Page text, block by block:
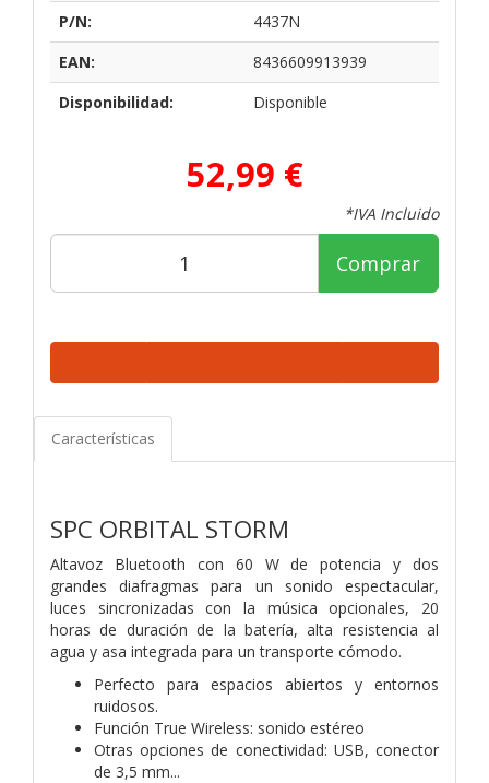
P/N:
4437N
EAN:
8436609913939
Disponibilidad:
Disponible
52,99 €
*IVA Incluido
Comprar
Características
SPC ORBITAL STORM
Altavoz Bluetooth con 60 W de potencia y dos
grandes diafragmas para un sonido espectacular,
luces sincronizadas con la música opcionales, 20
horas de duración de la batería, alta resistencia al
agua y asa integrada para un transporte cómodo.
Perfecto para espacios abiertos y entornos
ruidosos.
Función True Wireless: sonido estéreo
Otras opciones de conectividad: USB, conector
de 3,5 mm...